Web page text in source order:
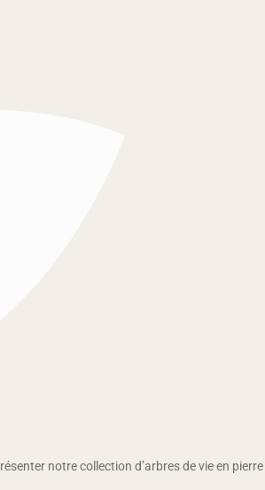
notre collection d’arbres de vie en